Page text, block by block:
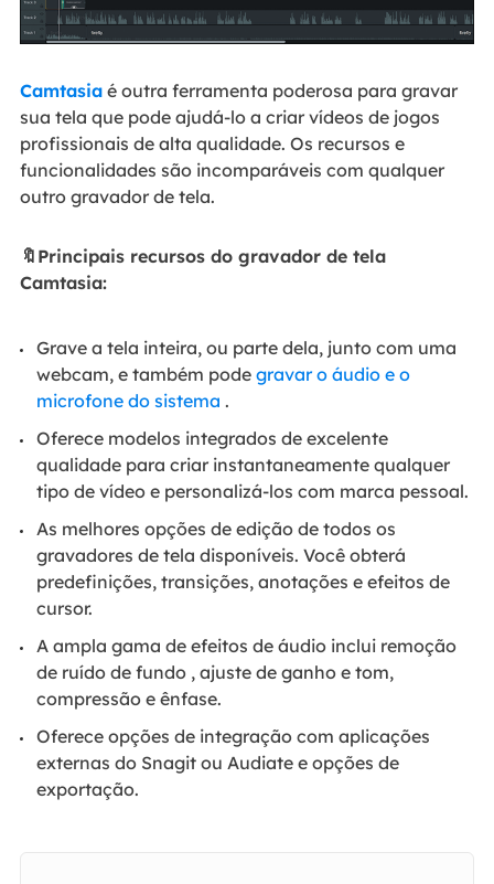
Camtasiaé outra ferramenta poderosa para gravar
sua tela que pode ajudá-lo a criar vídeos de jogos
profissionais de alta qualidade. Os recursos e
funcionalidades são incomparáveis ​​com qualquer
outro gravador de tela.
🔖Principais recursos do gravador de tela
Camtasia:
Grave a tela inteira, ou parte dela, junto com uma
webcam, e também pode gravar o áudio e o
microfone do sistema .
Oferece modelos integrados de excelente
qualidade para criar instantaneamente qualquer
tipo de vídeo e personalizá-los com marca pessoal.
As melhores opções de edição de todos os
gravadores de tela disponíveis. Você obterá
predefinições, transições, anotações e efeitos de
cursor.
A ampla gama de efeitos de áudio inclui remoção
de ruído de fundo , ajuste de ganho e tom,
compressão e ênfase.
Oferece opções de integração com aplicações
externas do Snagit ou Audiate e opções de
exportação.